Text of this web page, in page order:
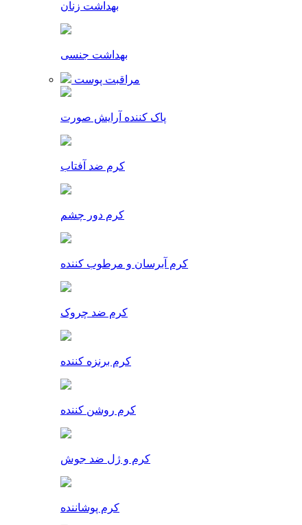
بهداشت زنان
بهداشت جنسی
مراقبت پوست
پاک کننده آرایش صورت
کرم ضد آفتاب
کرم دور چشم
کرم آبرسان و مرطوب کننده
کرم ضد چروک
کرم برنزه کننده
کرم روشن کننده
کرم و ژل ضد جوش
کرم پوشاننده